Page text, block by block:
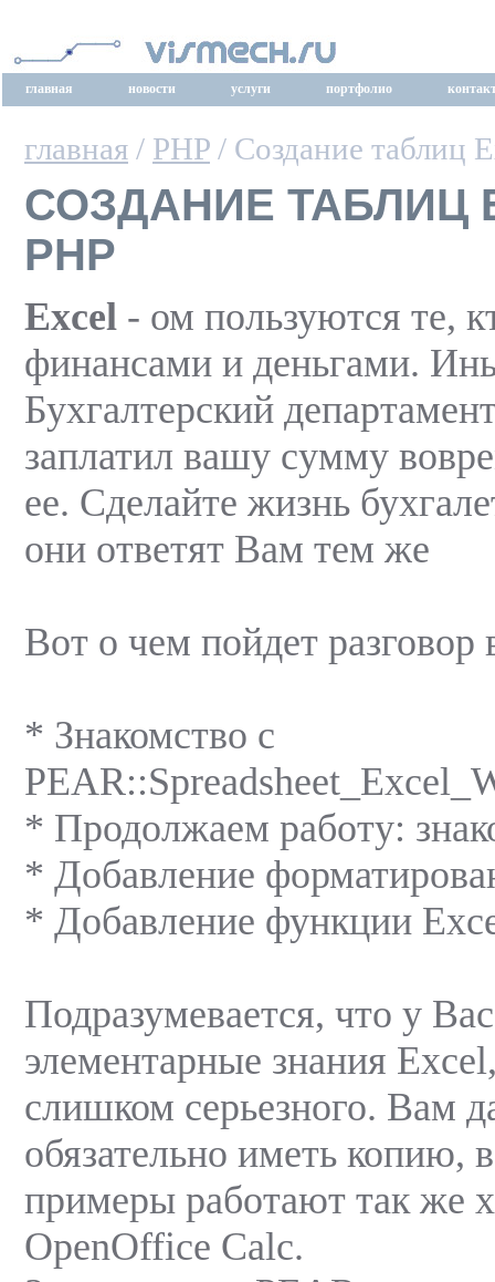
главная новости услуги портфолио
главная / PHP / Создание таблиц
СОЗДАНИЕ ТАБЛИЦ
PHP
Excel - ом пользуются те,
финансами и деньгами.
Буxгалтерский
заплатил вашу сумму
ее. Сделайте жизнь
они ответят Вам тем же
Вот о чем пойдет разговор
* Знакомство с
* Продолжаем работу:
* Добавлениe
* Добавление функции
Подразумевается, что у
элементарные знания
слишком серьезного. Вам
обязательно иметь копию,
примеры работают так же
OpenOffice Calc.